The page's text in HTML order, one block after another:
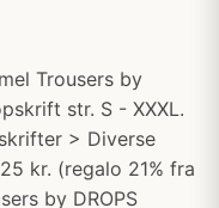
Trousers by
str. S - XXXL.
> Diverse
kr. (regalo 21% fra
by DROPS